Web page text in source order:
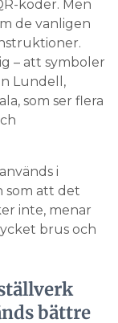
koder. Men
de vanligen
– att symboler
Lundell,
som ser flera
i
som att det
inte, menar
brus och
bättre